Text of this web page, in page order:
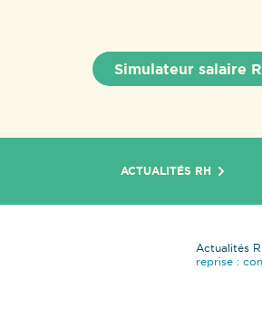
Simulateur salaire
ACTUALITÉS RH
Actualités
reprise :